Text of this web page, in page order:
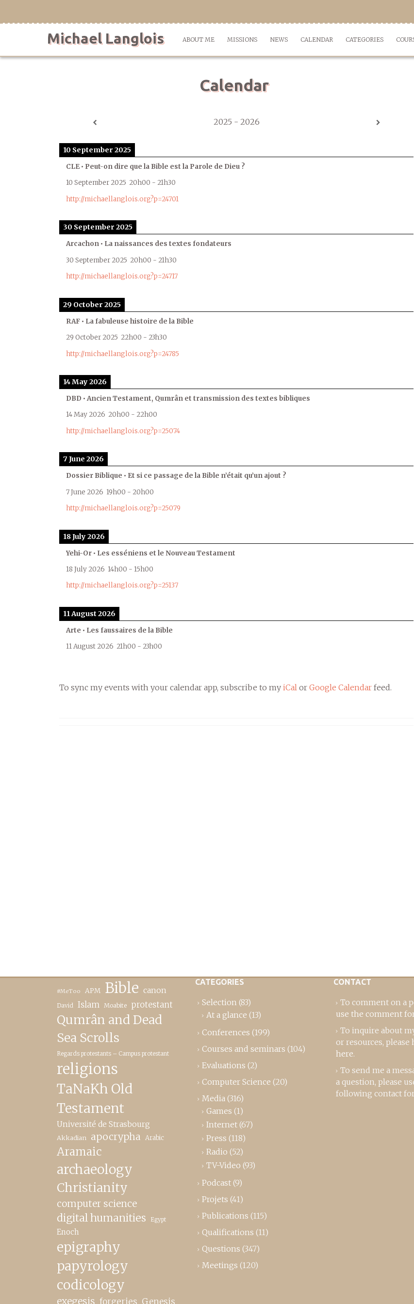
Michael Langlois ABOUT ME MISSIONS NEWS CALENDAR CATEGORIES
Calendar
2025 - 2026
10 September 2025
CLE • Peut-on dire que la Bible est la Parole de Dieu ?
10 September 2025 20h00 - 21h30
http://michaellanglois.org?p=24701
30 September 2025
Arcachon • La naissances des textes fondateurs
30 September 2025 20h00 - 21h30
http://michaellanglois.org?p=24717
29 October 2025
RAF • La fabuleuse histoire de la Bible
29 October 2025 22h00 - 23h30
http://michaellanglois.org?p=24785
14 May 2026
DBD • Ancien Testament, Qumrân et transmission des textes bibliques
14 May 2026 20h00 - 22h00
http://michaellanglois.org?p=25074
7 June 2026
Dossier Biblique • Et si ce passage de la Bible n’était qu’un ajout ?
7 June 2026 19h00 - 20h00
http://michaellanglois.org?p=25079
18 July 2026
Yehi-Or • Les esséniens et le Nouveau Testament
18 July 2026 14h00 - 15h00
http://michaellanglois.org?p=25137
11 August 2026
Arte • Les faussaires de la Bible
11 August 2026 21h00 - 23h00
To sync my events with your calendar app, subscribe to my iCal or Google Calendar feed.
#MeToo APM Bible canon
David Islam Moabite protestant
Qumrân and Dead
Sea Scrolls
Regards protestants – Campus protestant
religions
TaNaKh Old
Testament
Université de Strasbourg
Akkadian apocrypha Arabic
Aramaic
archaeology
Christianity
computer science
digital humanities Egypt
Enoch
epigraphy
papyrology
codicology
exegesis forgeries Genesis
CATEGORIES
Selection (83)
At a glance (13)
Conferences (199)
Courses and seminars (104)
Evaluations (2)
Computer Science (20)
Media (316)
Games (1)
Internet (67)
Press (118)
Radio (52)
TV-Video (93)
Podcast (9)
Projets (41)
Publications (115)
Qualifications (11)
Questions (347)
Meetings (120)
CONTACT
To comment on a
use the comment
To inquire about
or resources, please
here.
To send me a
a question, please
following contact